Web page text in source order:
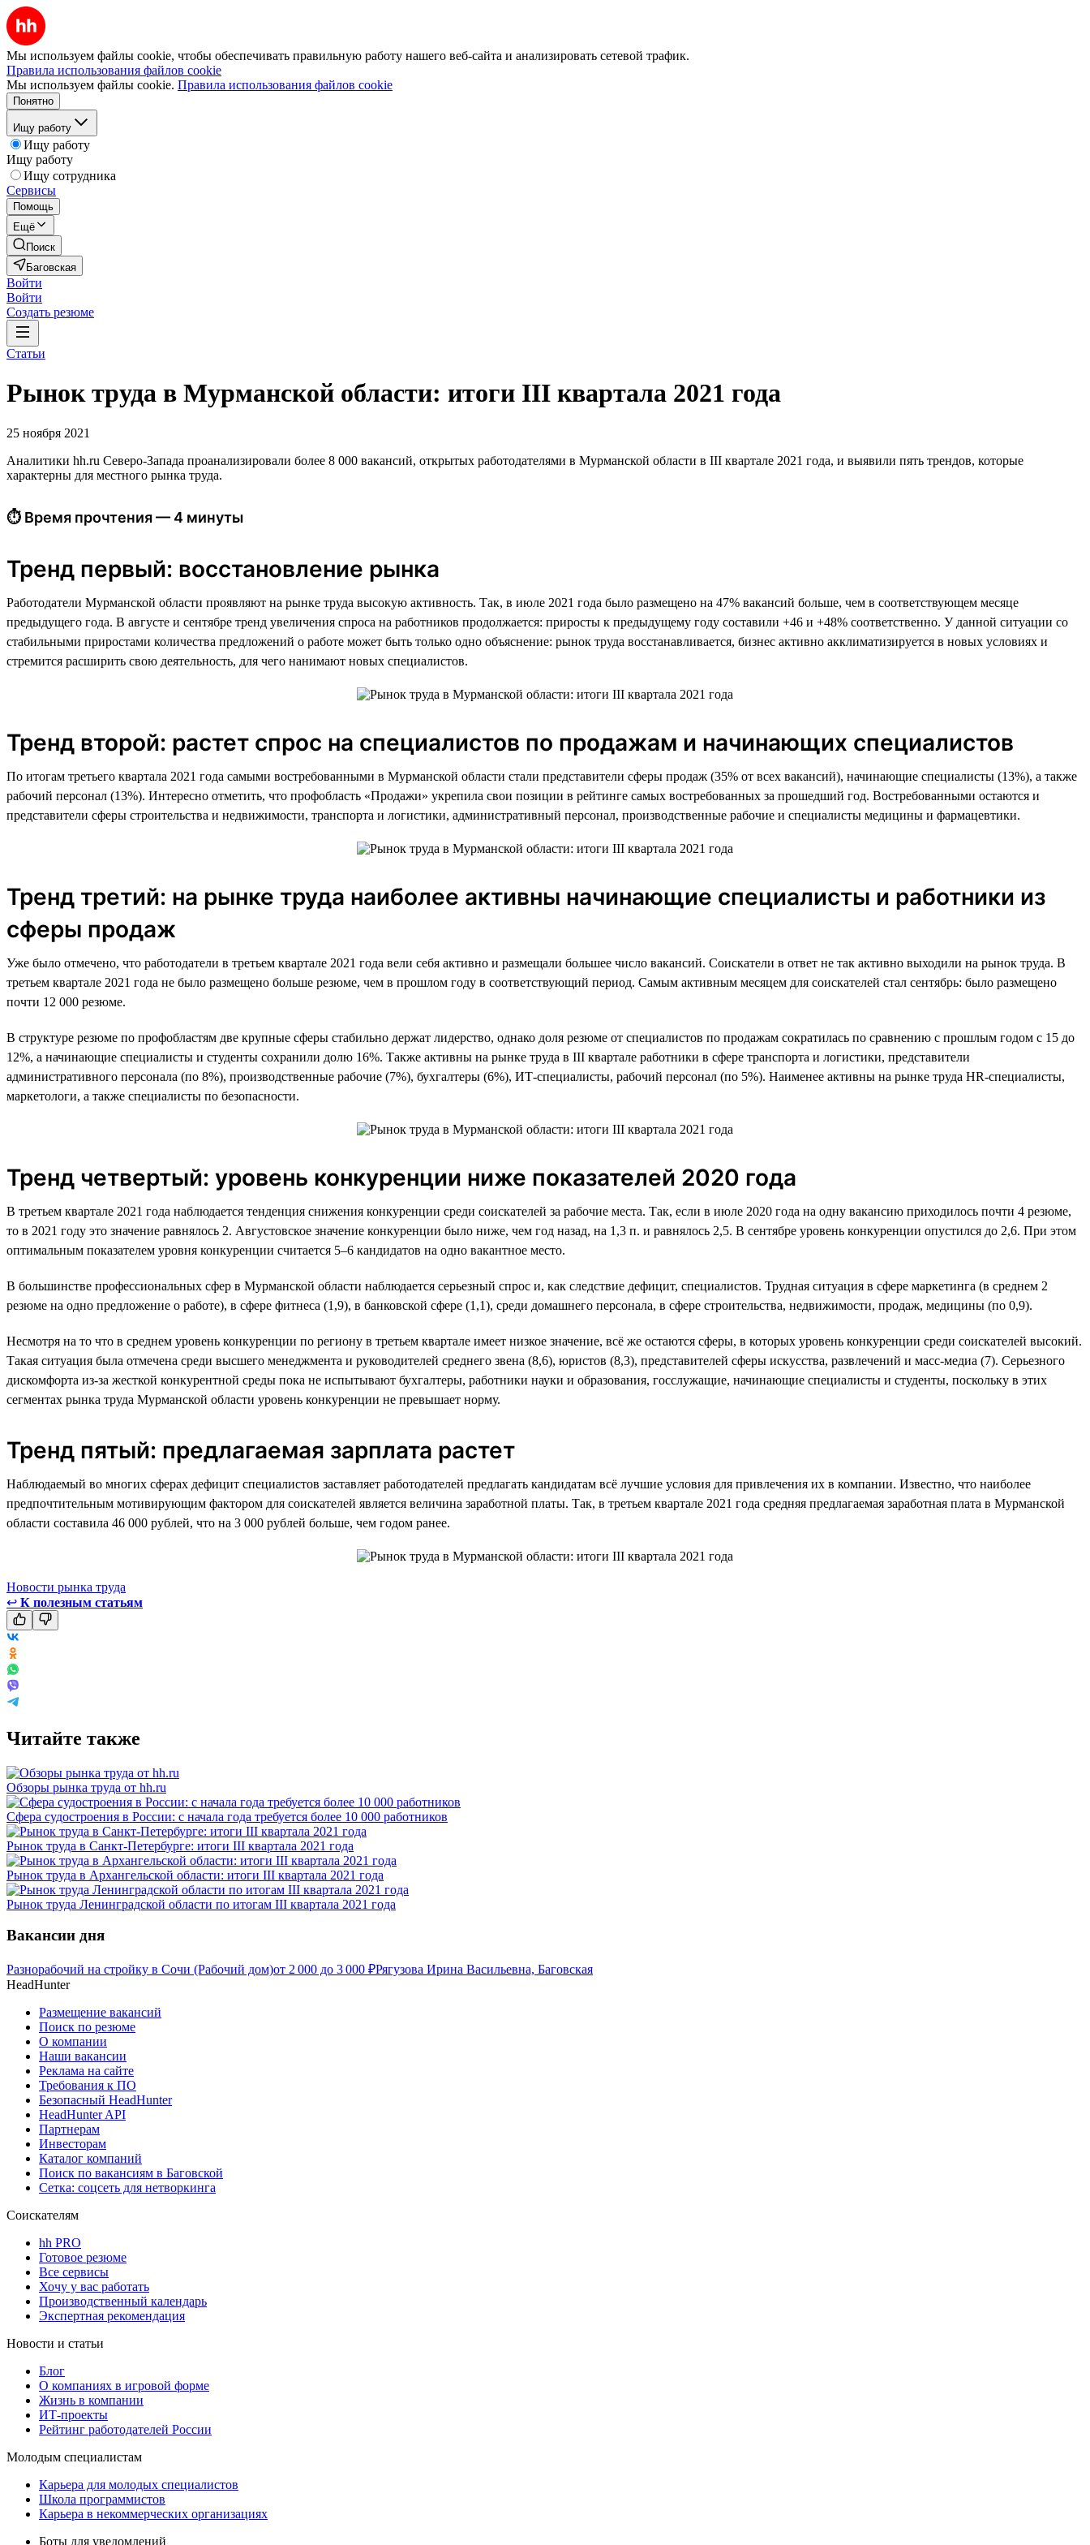
Мы используем файлы cookie, чтобы обеспечивать правильную работу нашего веб-сайта и анализировать сетевой трафик.
Правила использования файлов cookie
Мы используем файлы cookie. Правила использования файлов cookie
Понятно
Ищу работу
Ищу работу
Ищу работу
Ищу сотрудника
Сервисы
Помощь
Ещё
Поиск
Баговская
Войти
Войти
Создать резюме
Статьи
Рынок труда в Мурманской области: итоги III квартала 2021 года
25 ноября 2021
Аналитики hh.ru Северо-Запада проанализировали более 8 000 вакансий, открытых работодателями в Мурманской области в III квартале 2021 года, и выявили пять трендов, которые
характерны для местного рынка труда.
⏱ Время прочтения — 4 минуты
Тренд первый: восстановление рынка
Работодатели Мурманской области проявляют на рынке труда высокую активность. Так, в июле 2021 года было размещено на 47% вакансий больше, чем в соответствующем месяце
предыдущего года. В августе и сентябре тренд увеличения спроса на работников продолжается: приросты к предыдущему году составили +46 и +48% соответственно. У данной ситуации со
стабильными приростами количества предложений о работе может быть только одно объяснение: рынок труда восстанавливается, бизнес активно акклиматизируется в новых условиях и
стремится расширить свою деятельность, для чего нанимают новых специалистов.
Тренд второй: растет спрос на специалистов по продажам и начинающих специалистов
По итогам третьего квартала 2021 года самыми востребованными в Мурманской области стали представители сферы продаж (35% от всех вакансий), начинающие специалисты (13%), а также
рабочий персонал (13%). Интересно отметить, что профобласть «Продажи» укрепила свои позиции в рейтинге самых востребованных за прошедший год. Востребованными остаются и
представители сферы строительства и недвижимости, транспорта и логистики, административный персонал, производственные рабочие и специалисты медицины и фармацевтики.
Тренд третий: на рынке труда наиболее активны начинающие специалисты и работники из
сферы продаж
Уже было отмечено, что работодатели в третьем квартале 2021 года вели себя активно и размещали большее число вакансий. Соискатели в ответ не так активно выходили на рынок труда. В
третьем квартале 2021 года не было размещено больше резюме, чем в прошлом году в соответствующий период. Самым активным месяцем для соискателей стал сентябрь: было размещено
почти 12 000 резюме.
В структуре резюме по профобластям две крупные сферы стабильно держат лидерство, однако доля резюме от специалистов по продажам сократилась по сравнению с прошлым годом с 15 до
12%, а начинающие специалисты и студенты сохранили долю 16%. Также активны на рынке труда в III квартале работники в сфере транспорта и логистики, представители
административного персонала (по 8%), производственные рабочие (7%), бухгалтеры (6%), ИТ-специалисты, рабочий персонал (по 5%). Наименее активны на рынке труда HR-специалисты,
маркетологи, а также специалисты по безопасности.
Тренд четвертый: уровень конкуренции ниже показателей 2020 года
В третьем квартале 2021 года наблюдается тенденция снижения конкуренции среди соискателей за рабочие места. Так, если в июле 2020 года на одну вакансию приходилось почти 4 резюме,
то в 2021 году это значение равнялось 2. Августовское значение конкуренции было ниже, чем год назад, на 1,3 п. и равнялось 2,5. В сентябре уровень конкуренции опустился до 2,6. При этом
оптимальным показателем уровня конкуренции считается 5–6 кандидатов на одно вакантное место.
В большинстве профессиональных сфер в Мурманской области наблюдается серьезный спрос и, как следствие дефицит, специалистов. Трудная ситуация в сфере маркетинга (в среднем 2
резюме на одно предложение о работе), в сфере фитнеса (1,9), в банковской сфере (1,1), среди домашнего персонала, в сфере строительства, недвижимости, продаж, медицины (по 0,9).
Несмотря на то что в среднем уровень конкуренции по региону в третьем квартале имеет низкое значение, всё же остаются сферы, в которых уровень конкуренции среди соискателей высокий.
Такая ситуация была отмечена среди высшего менеджмента и руководителей среднего звена (8,6), юристов (8,3), представителей сферы искусства, развлечений и масс-медиа (7). Серьезного
дискомфорта из-за жесткой конкурентной среды пока не испытывают бухгалтеры, работники науки и образования, госслужащие, начинающие специалисты и студенты, поскольку в этих
сегментах рынка труда Мурманской области уровень конкуренции не превышает норму.
Тренд пятый: предлагаемая зарплата растет
Наблюдаемый во многих сферах дефицит специалистов заставляет работодателей предлагать кандидатам всё лучшие условия для привлечения их в компании. Известно, что наиболее
предпочтительным мотивирующим фактором для соискателей является величина заработной платы. Так, в третьем квартале 2021 года средняя предлагаемая заработная плата в Мурманской
области составила 46 000 рублей, что на 3 000 рублей больше, чем годом ранее.
Новости рынка труда
↩ К полезным статьям
Читайте также
Обзоры рынка труда от hh.ru
Сфера судостроения в России: с начала года требуется более 10 000 работников
Рынок труда в Санкт-Петербурге: итоги III квартала 2021 года
Рынок труда в Архангельской области: итоги III квартала 2021 года
Рынок труда Ленинградской области по итогам III квартала 2021 года
Вакансии дня
Разнорабочий на стройку в Сочи (Рабочий дом)от 2 000 до 3 000 ₽Рягузова Ирина Васильевна, Баговская
HeadHunter
Размещение вакансий
Поиск по резюме
О компании
Наши вакансии
Реклама на сайте
Требования к ПО
Безопасный HeadHunter
HeadHunter API
Партнерам
Инвесторам
Каталог компаний
Поиск по вакансиям в Баговской
Сетка: соцсеть для нетворкинга
Соискателям
hh PRO
Готовое резюме
Все сервисы
Хочу у вас работать
Производственный календарь
Экспертная рекомендация
Новости и статьи
Блог
О компаниях в игровой форме
Жизнь в компании
ИТ-проекты
Рейтинг работодателей России
Молодым специалистам
Карьера для молодых специалистов
Школа программистов
Карьера в некоммерческих организациях
Боты для уведомлений